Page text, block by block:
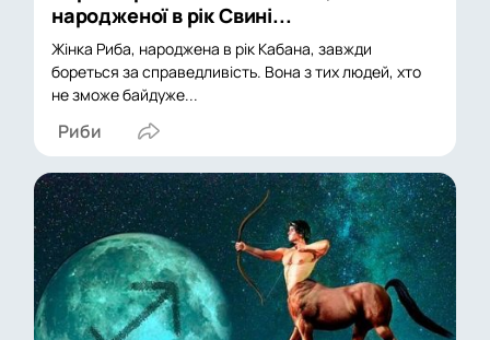
народженої в рік Свині...
Жінка Риба, народжена в рік Кабана, завжди
бореться за справедливість. Вона з тих людей, хто
не зможе байдуже...
Риби